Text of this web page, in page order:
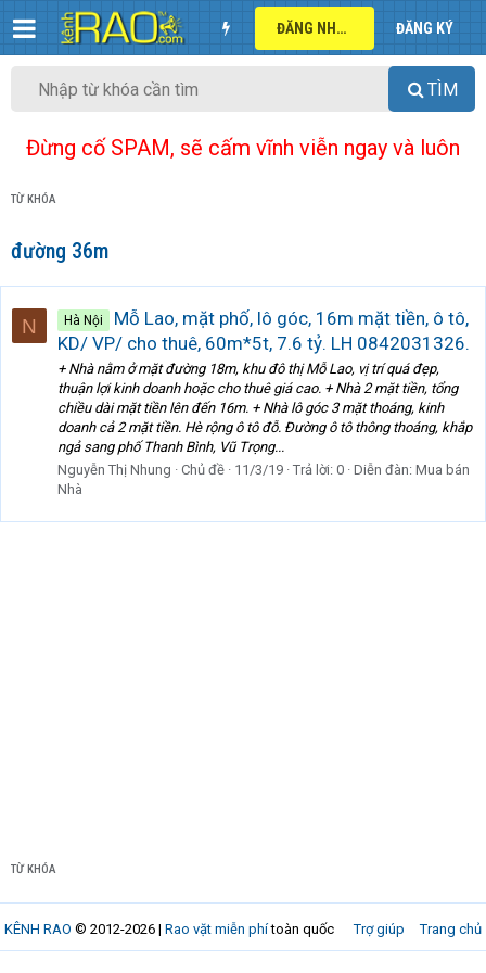
ĐĂNG NHẬP ĐĂNG KÝ
TÌM
Đừng cố SPAM, sẽ cấm vĩnh viễn ngay và luôn
TỪ KHÓA
đường 36m
N Hà Nội
Mỗ Lao, mặt phố, lô góc, 16m mặt tiền, ô tô,
KD/ VP/ cho thuê, 60m*5t, 7.6 tỷ. LH 0842031326.
+ Nhà nằm ở mặt đường 18m, khu đô thị Mỗ Lao, vị trí quá đẹp,
thuận lợi kinh doanh hoặc cho thuê giá cao. + Nhà 2 mặt tiền, tổng
chiều dài mặt tiền lên đến 16m. + Nhà lô góc 3 mặt thoáng, kinh
doanh cả 2 mặt tiền. Hè rộng ô tô đỗ. Đường ô tô thông thoáng, khắp
ngả sang phố Thanh Bình, Vũ Trọng...
Nguyễn Thị Nhung
Chủ đề 11/3/19 Trả lời: 0 Diễn đàn: Mua bán
Nhà
TỪ KHÓA
Trợ giúp Trang chủ
KÊNH RAO © 2012-2026 | Rao vặt miễn phítoàn quốc